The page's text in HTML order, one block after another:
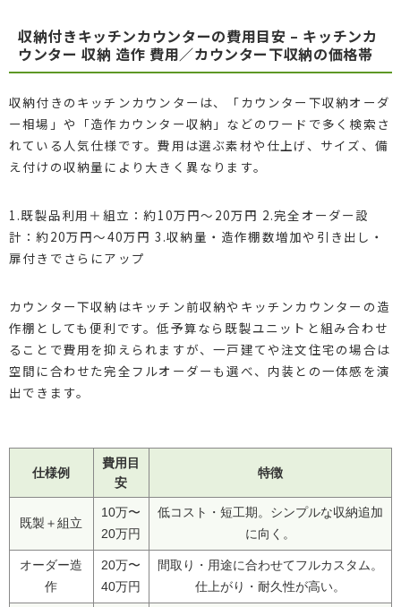
収納付きキッチンカウンターの費用目安 – キッチンカ
ウンター 収納 造作 費用／カウンター下収納の価格帯
収納付きのキッチンカウンターは、「カウンター下収納オーダ
ー相場」や「造作カウンター収納」などのワードで多く検索さ
れている人気仕様です。費用は選ぶ素材や仕上げ、サイズ、備
え付けの収納量により大きく異なります。
1.既製品利用＋組立：約10万円〜20万円 2.完全オーダー設
計：約20万円〜40万円 3.収納量・造作棚数増加や引き出し・
扉付きでさらにアップ
カウンター下収納はキッチン前収納やキッチンカウンターの造
作棚としても便利です。低予算なら既製ユニットと組み合わせ
ることで費用を抑えられますが、一戸建てや注文住宅の場合は
空間に合わせた完全フルオーダーも選べ、内装との一体感を演
出できます。
仕様例
費用目
安
特徴
既製＋組立
10万〜
20万円
低コスト・短工期。シンプルな収納追加
に向く。
オーダー造
作
20万〜
40万円
間取り・用途に合わせてフルカスタム。
仕上がり・耐久性が高い。